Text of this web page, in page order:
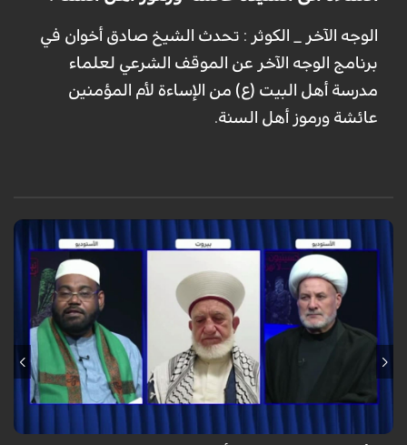
الوجه الآخر _ الكوثر : تحدث الشيخ صادق أخوان في
برنامج الوجه الآخر عن الموقف الشرعي لعلماء
مدرسة أهل البيت (ع) من الإساءة لأم المؤمنين
عائشة ورموز أهل السنة.